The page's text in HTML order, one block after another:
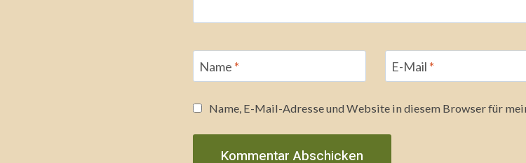
Name * E-Mail *
Name, E-Mail-Adresse und Website in diesem Browser für